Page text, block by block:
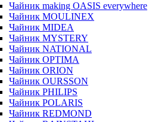
Чайник making OASIS everywhere
Чайник MOULINEX
Чайник MIDEA
Чайник MYSTERY
Чайник NATIONAL
Чайник OPTIMA
Чайник ORION
Чайник OURSSON
Чайник PHILIPS
Чайник POLARIS
Чайник REDMOND